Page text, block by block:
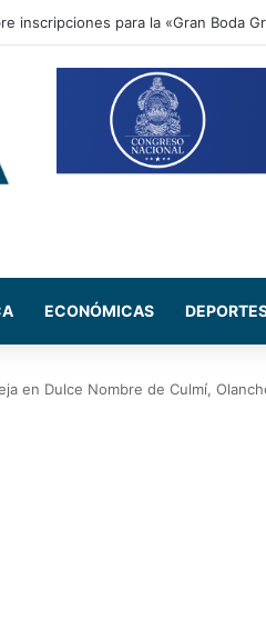
inscripciones para la «Gran Boda
ECONÓMICAS
en Dulce Nombre de Culmí,